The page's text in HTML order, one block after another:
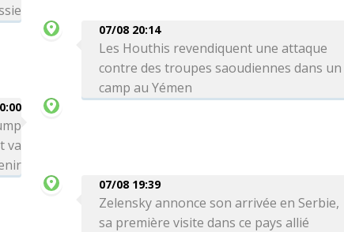
07/08 20:14
Les Houthis revendiquent une attaque
contre des troupes saoudiennes dans un
camp au Yémen
va
07/08 19:39
Zelensky annonce son arrivée en Serbie,
sa première visite dans ce pays allié